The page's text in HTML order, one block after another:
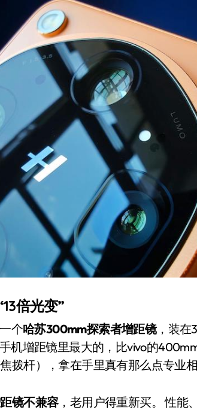
倍光变”
个哈苏300mm探索者增距镜，装在
机增距镜里最大的，比vivo的
拨杆），拿在手里真有那么点专业相
镜不兼容，老用户得重新买。 性能
到声学霸主，
完整体系’砸
顶级牌桌
追觅
货量
创